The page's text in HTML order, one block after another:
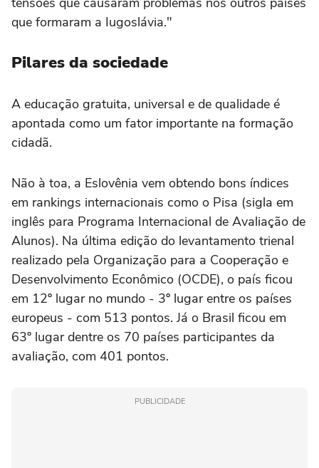
que formaram a Iugoslávia."
Pilares da sociedade
A educação gratuita, universal e de qualidade é
apontada como um fator importante na formação
cidadã.
Não à toa, a Eslovênia vem obtendo bons índices
em rankings internacionais como o Pisa (sigla em
inglês para Programa Internacional de Avaliação de
Alunos). Na última edição do levantamento trienal
realizado pela Organização para a Cooperação e
Desenvolvimento Econômico (OCDE), o país ficou
em 12º lugar no mundo - 3º lugar entre os países
europeus - com 513 pontos. Já o Brasil ficou em
63º lugar dentre os 70 países participantes da
avaliação, com 401 pontos.
PUBLICIDADE